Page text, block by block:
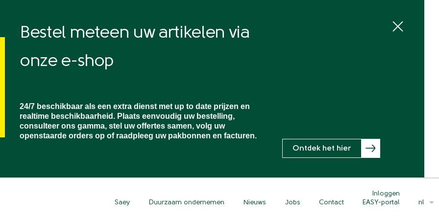
Bestel meteen uw artikelen via
onze e-shop
24/7 beschikbaar als een extra dienst met up to date prijzen en
realtime beschikbaarheid. Plaats eenvoudig uw bestelling,
consulteer ons gamma, stel uw offertes samen, volg uw
openstaarde orders op of raadpleeg uw pakbonnen en facturen.
Ontdek het hier
Top
Saey Duurzaam ondernemen Nieuws Jobs Contact
Inloggen
EASY-portal
nl